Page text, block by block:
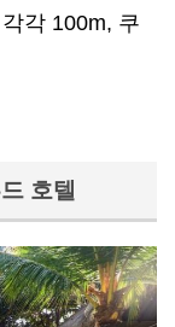
각 100m, 쿠
호텔